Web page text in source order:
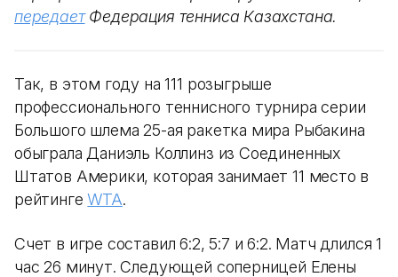
передаетФедерация тенниса Казахстана.
Так, в этом году на 111 розыгрыше
профессионального теннисного турнира серии
Большого шлема 25-ая ракетка мира Рыбакина
обыграла Даниэль Коллинз из Соединенных
Штатов Америки, которая занимает 11 место в
рейтингеWTA.
Счет в игре составил 6:2, 5:7 и 6:2. Матч длился 1
час 26 минут. Следующей соперницей Елены